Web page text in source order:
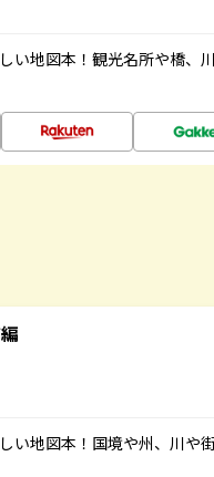
い地図本！観光名所や橋、
い地図本！国境や州、川や